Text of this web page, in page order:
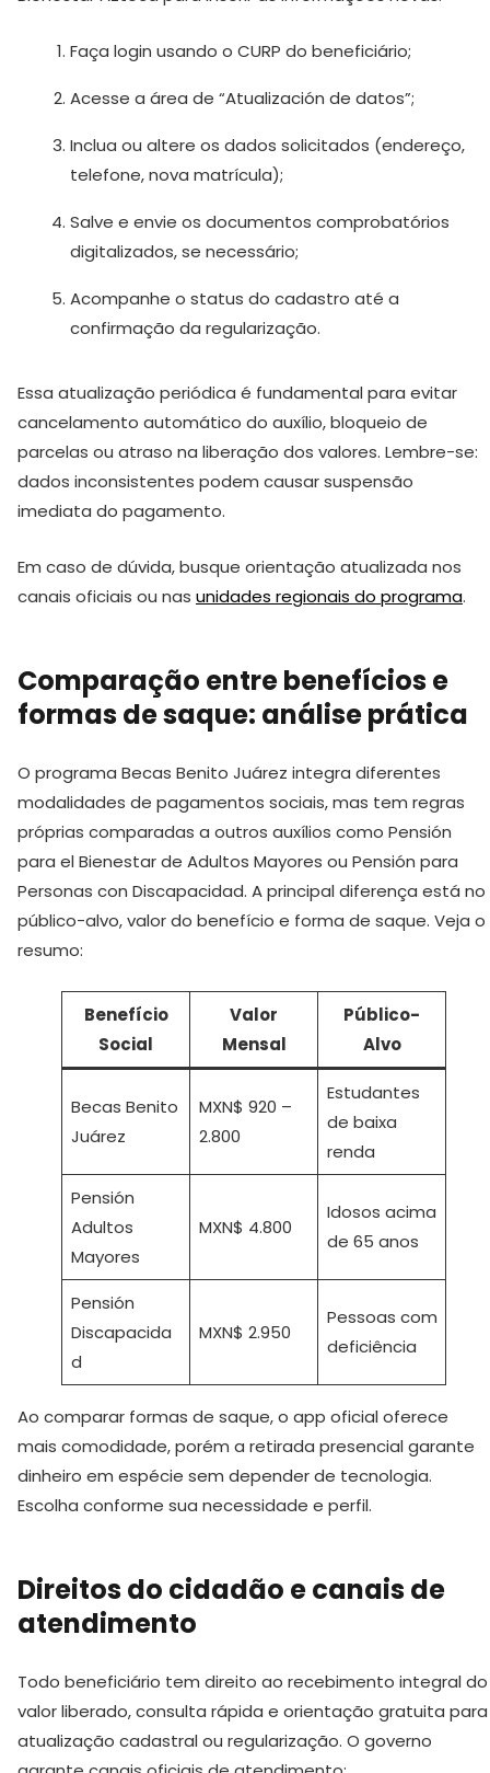
Faça login usando o CURP do beneficiário;
Acesse a área de “Atualización de datos”;
Inclua ou altere os dados solicitados (endereço,
telefone, nova matrícula);
Salve e envie os documentos comprobatórios
digitalizados, se necessário;
Acompanhe o status do cadastro até a
confirmação da regularização.
Essa atualização periódica é fundamental para evitar
cancelamento automático do auxílio, bloqueio de
parcelas ou atraso na liberação dos valores. Lembre-se:
dados inconsistentes podem causar suspensão
imediata do pagamento.
Em caso de dúvida, busque orientação atualizada nos
canais oficiais ou nas unidades regionais do programa.
Comparação entre benefícios e
formas de saque: análise prática
O programa Becas Benito Juárez integra diferentes
modalidades de pagamentos sociais, mas tem regras
próprias comparadas a outros auxílios como Pensión
para el Bienestar de Adultos Mayores ou Pensión para
Personas con Discapacidad. A principal diferença está no
público-alvo, valor do benefício e forma de saque. Veja o
resumo:
Benefício
Social
Valor
Mensal
Público-
Alvo
Becas Benito
Juárez
MXN$ 920 –
2.800
Estudantes
de baixa
renda
Pensión
Adultos
Mayores
MXN$ 4.800
Idosos acima
de 65 anos
Pensión
Discapacida
d
MXN$ 2.950
Pessoas com
deficiência
Ao comparar formas de saque, o app oficial oferece
mais comodidade, porém a retirada presencial garante
dinheiro em espécie sem depender de tecnologia.
Escolha conforme sua necessidade e perfil.
Direitos do cidadão e canais de
atendimento
Todo beneficiário tem direito ao recebimento integral do
valor liberado, consulta rápida e orientação gratuita para
atualização cadastral ou regularização. O governo